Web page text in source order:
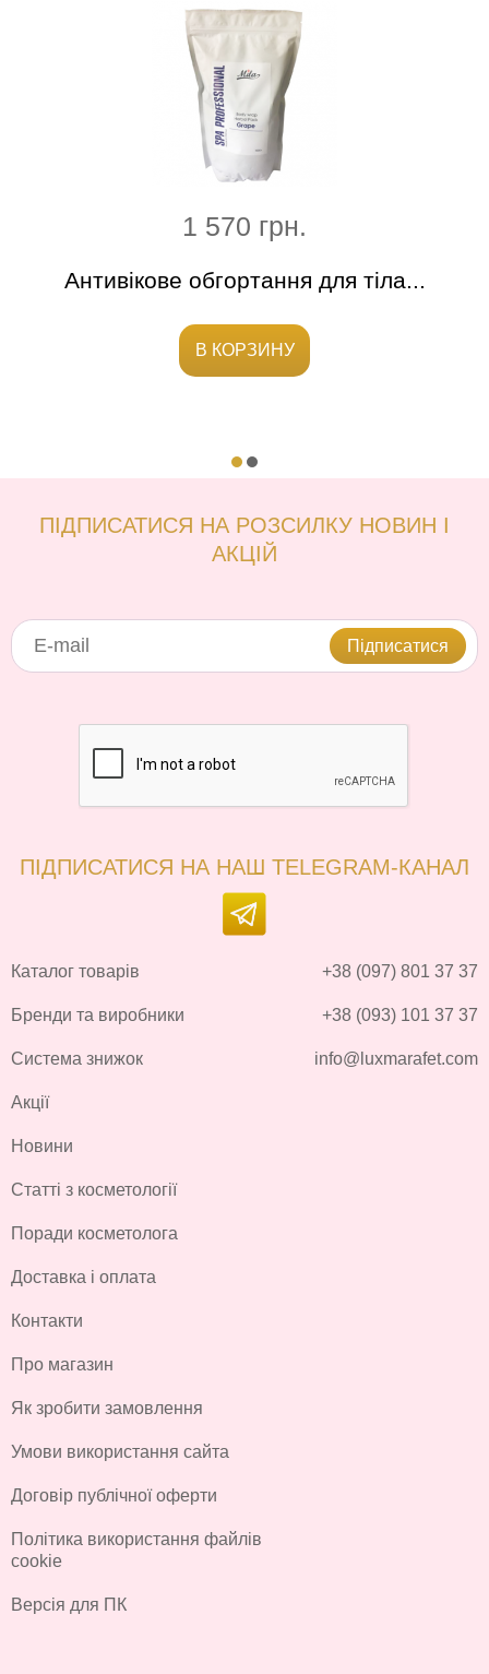
1 570 грн.
Антивікове обгортання для тіла...
В КОРЗИНУ
ПІДПИСАТИСЯ НА РОЗСИЛКУ НОВИН І
АКЦІЙ
Підписатися
ПІДПИСАТИСЯ НА НАШ TELEGRAM-КАНАЛ
Каталог товарів
Бренди та виробники
Система знижок
Акції
Новини
Статті з косметології
Поради косметолога
Доставка і оплата
Контакти
Про магазин
Як зробити замовлення
Умови використання сайта
Договір публічної оферти
Політика використання файлів
cookie
Версія для ПК
+38 (097) 801 37 37
+38 (093) 101 37 37
info@luxmarafet.com